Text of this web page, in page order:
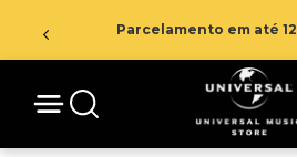
Parcelamento em até